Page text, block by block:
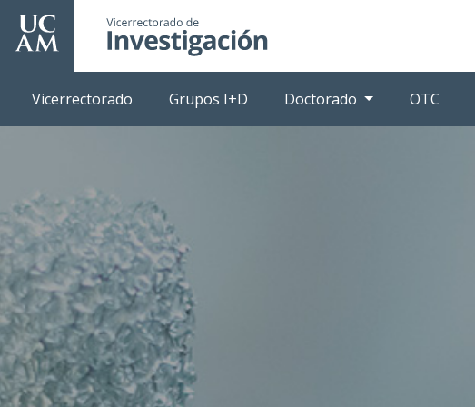
Pasar
principal
Vicerrectorado Grupos I+D Doctorado OTC